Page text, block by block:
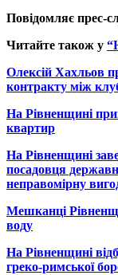
Повідомляє прес-
Читайте також у
Олексій Хахльов
контракту між
На Рівненщині
квартир
На Рівненщині
посадовця
неправомірну
Мешканці
воду
На Рівненщині
греко-римської